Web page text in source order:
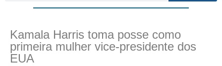
Kamala Harris toma posse como
primeira mulher vice-presidente dos
EUA